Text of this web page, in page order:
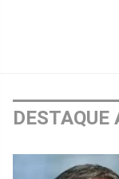
DESTAQUE